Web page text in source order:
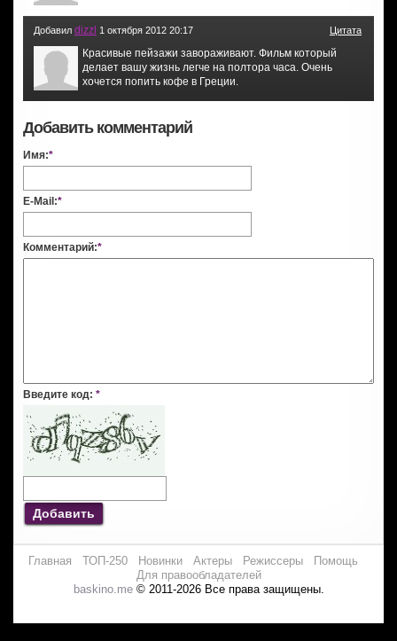
Добавил dizzl 1 октября 2012 20:17 Цитата
Красивые пейзажи завораживают. Фильм который
делает вашу жизнь легче на полтора часа. Очень
хочется попить кофе в Греции.
Добавить комментарий
Имя:*
E-Mail:*
Комментарий:*
Введите код: *
Добавить
Главная ТОП-250 Новинки Актеры Режиссеры
Помощь
Для правообладателей
baskino.me© 2011-2026 Все права защищены.